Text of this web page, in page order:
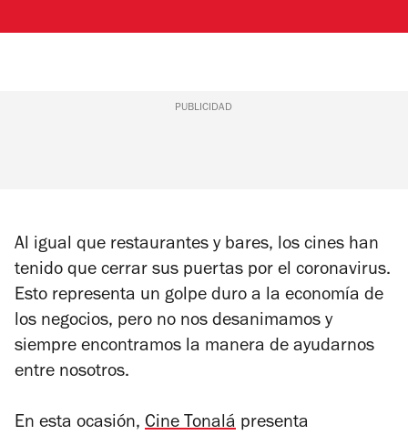
PUBLICIDAD
Al igual que restaurantes y bares, los cines han
tenido que cerrar sus puertas por el coronavirus.
Esto representa un golpe duro a la economía de
los negocios, pero no nos desanimamos y
siempre encontramos la manera de ayudarnos
entre nosotros.
En esta ocasión, Cine Tonalá presenta